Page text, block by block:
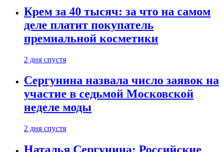
Крем за 40 тысяч: за что на самом
деле платит покупатель
премиальной косметики
2 дня спустя
Сергунина назвала число заявок на
участие в седьмой Московской
неделе моды
2 дня спустя